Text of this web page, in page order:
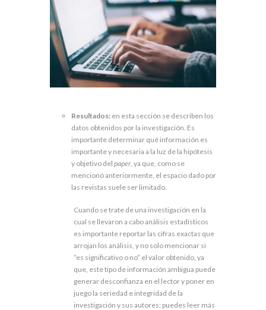
Resultados: en esta sección se describen los
datos obtenidos por la investigación. Es
importante determinar qué información es
importante y necesaria a la luz de la hipótesis
y objetivo del paper, ya que, como se
mencionó anteriormente, el espacio dado por
las revistas suele ser limitado.
Cuando se trate de una investigación en la
cual se llevaron a cabo análisis estadísticos
es importante reportar las cifras exactas que
arrojan los análisis, y no solo mencionar si
“es significativo o no” el valor obtenido, ya
que, este tipo de información ambigua puede
generar desconfianza en el lector y poner en
juego la seriedad e integridad de la
investigación y sus autores; puedes leer más